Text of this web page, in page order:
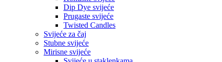
Dip Dye svijeće
Prugaste svijeće
Twisted Candles
Svijeće za čaj
Stubne svijeće
Mirisne svijeće